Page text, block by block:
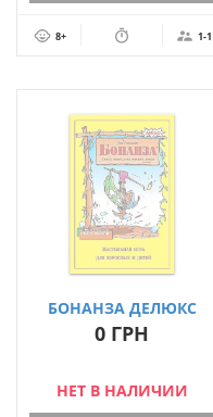
8+ 1-1
БОНАНЗА ДЕЛЮКС
0 ГРН
НЕТ В НАЛИЧИИ